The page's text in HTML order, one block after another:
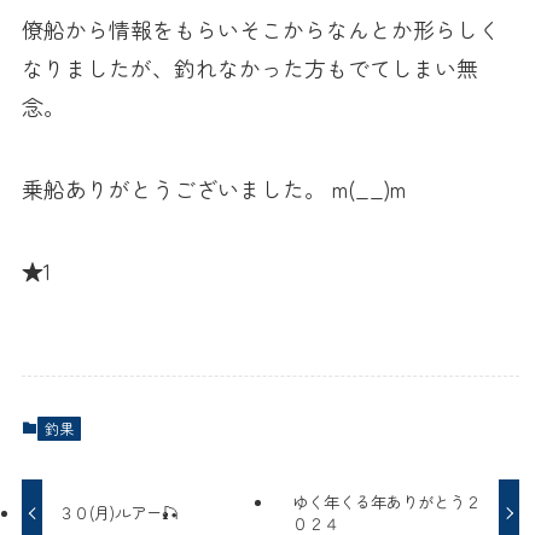
僚船から情報をもらいそこからなんとか形らしく
なりましたが、釣れなかった方もでてしまい無
念。
乗船ありがとうございました。 m(__)m
★1
釣果
３０(月)ルアー🎣
ゆく年くる年ありがとう２
０２４